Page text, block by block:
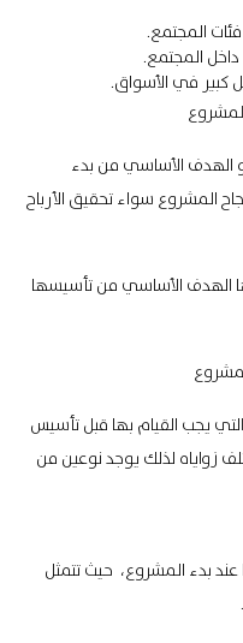
المجتمع.
المجتمع.
كبير في الأسواق.
الهدف الأساسي من بدء
المشروع سواء تحقيق الأرباح
الهدف الأساسي من تأسيسها
يجب القيام بها قبل تأسيس
زواياه لذلك يوجد نوعين من
بدء المشروع، حيث تتمثل